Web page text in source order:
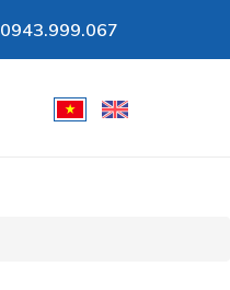
0943.999.067